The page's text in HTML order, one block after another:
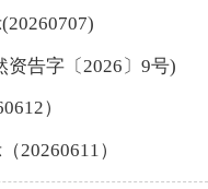
告字〔2026〕9号)
）
20260611）